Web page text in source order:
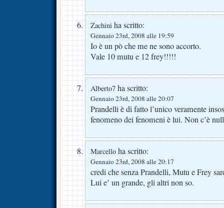
Zachini ha scritto:
Gennaio 23rd, 2008 alle 19:59
Io è un pò che me ne sono accorto.
Vale 10 mutu e 12 frey!!!!!
Alberto7 ha scritto:
Gennaio 23rd, 2008 alle 20:07
Prandelli è di fatto l’unico veramente
fenomeno dei fenomeni è lui. Non c’è
Marcello ha scritto:
Gennaio 23rd, 2008 alle 20:17
credi che senza Prandelli, Mutu e Frey
Lui e’ un grande, gli altri non so.